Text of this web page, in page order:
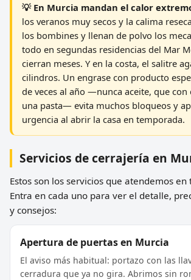
💡 En Murcia mandan el calor
los veranos muy secos y la calima
los bombines y llenan de polvo los
todo en segundas residencias del Mar
cierran meses. Y en la costa, el salitre
cilindros. Un engrase con producto
de veces al año —nunca aceite, que
una pasta— evita muchos bloqueos y
urgencia al abrir la casa en temporada.
Servicios de cerrajería en
Estos son los servicios que atendemos
Entra en cada uno para ver el detalle,
y consejos:
Apertura de puertas en Murcia
El aviso más habitual: portazo con las
cerradura que ya no gira. Abrimos sin